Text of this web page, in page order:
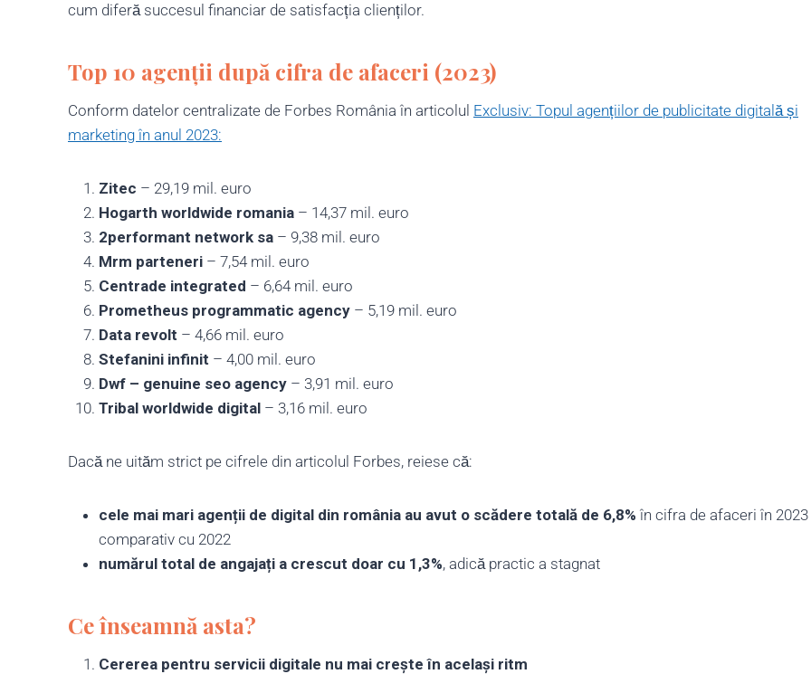
cum diferă succesul financiar de satisfacția clienților.
Top 10 agenții după cifra de afaceri (2023)
Conform datelor centralizate de Forbes România în articolul Exclusiv: Topul agențiilor de publicitate digitală și
marketing în anul 2023:
Zitec – 29,19 mil. euro
Hogarth worldwide romania – 14,37 mil. euro
2performant network sa – 9,38 mil. euro
Mrm parteneri – 7,54 mil. euro
Centrade integrated – 6,64 mil. euro
Prometheus programmatic agency – 5,19 mil. euro
Data revolt – 4,66 mil. euro
Stefanini infinit – 4,00 mil. euro
Dwf – genuine seo agency – 3,91 mil. euro
Tribal worldwide digital – 3,16 mil. euro
Dacă ne uităm strict pe cifrele din articolul Forbes, reiese că:
cele mai mari agenții de digital din românia au avut o scădere totală de 6,8% în cifra de afaceri în 2023
comparativ cu 2022
numărul total de angajați a crescut doar cu 1,3%, adică practic a stagnat
Ce înseamnă asta?
Cererea pentru servicii digitale nu mai crește în același ritm